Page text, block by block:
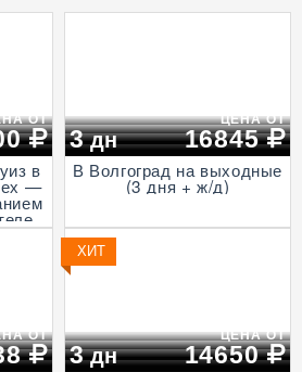
ОТ
в
—
3дн
ЦЕНА ОТ
16845
В Волгоград на выходные
(3 дня + ж/д)
ОТ
ХИТ
3дн
ЦЕНА ОТ
14650